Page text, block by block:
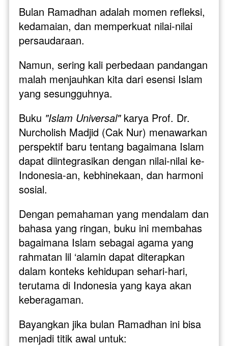
Bulan Ramadhan adalah momen refleksi,
kedamaian, dan memperkuat nilai-nilai
persaudaraan.
Namun, sering kali perbedaan pandangan
malah menjauhkan kita dari esensi Islam
yang sesungguhnya.
Buku "Islam Universal" karya Prof. Dr.
Nurcholish Madjid (Cak Nur) menawarkan
perspektif baru tentang bagaimana Islam
dapat diintegrasikan dengan nilai-nilai ke-
Indonesia-an, kebhinekaan, dan harmoni
sosial.
Dengan pemahaman yang mendalam dan
bahasa yang ringan, buku ini membahas
bagaimana Islam sebagai agama yang
rahmatan lil ‘alamin dapat diterapkan
dalam konteks kehidupan sehari-hari,
terutama di Indonesia yang kaya akan
keberagaman.
Bayangkan jika bulan Ramadhan ini bisa
menjadi titik awal untuk: